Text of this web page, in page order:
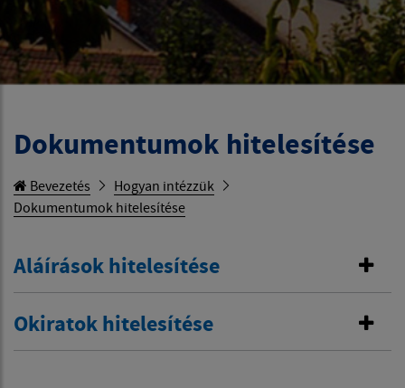
Dokumentumok hitelesítése
Bevezetés
Hogyan intézzük
Dokumentumok hitelesítése
Aláírások hitelesítése
Okiratok hitelesítése